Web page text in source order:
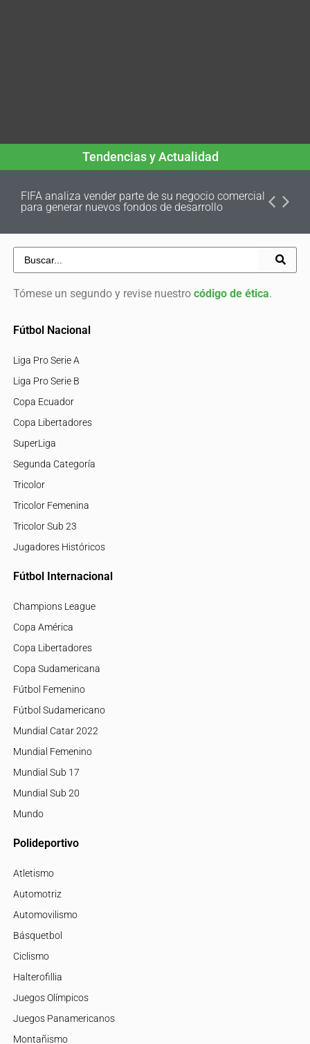
Tendencias y Actualidad
FIFA analiza vender parte de su negocio comercial
para generar nuevos fondos de desarrollo
Tómese un segundo y revise nuestro código de ética.
Fútbol Nacional
Liga Pro Serie A
Liga Pro Serie B
Copa Ecuador
Copa Libertadores
SuperLiga
Segunda Categoría
Tricolor
Tricolor Femenina
Tricolor Sub 23
Jugadores Históricos
Fútbol Internacional
Champions League
Copa América
Copa Libertadores
Copa Sudamericana
Fútbol Femenino
Fútbol Sudamericano
Mundial Catar 2022
Mundial Femenino
Mundial Sub 17
Mundial Sub 20
Mundo
Polideportivo
Atletismo
Automotriz
Automovilismo
Básquetbol
Ciclismo
Halterofillia
Juegos Olímpicos
Juegos Panamericanos
Montañismo